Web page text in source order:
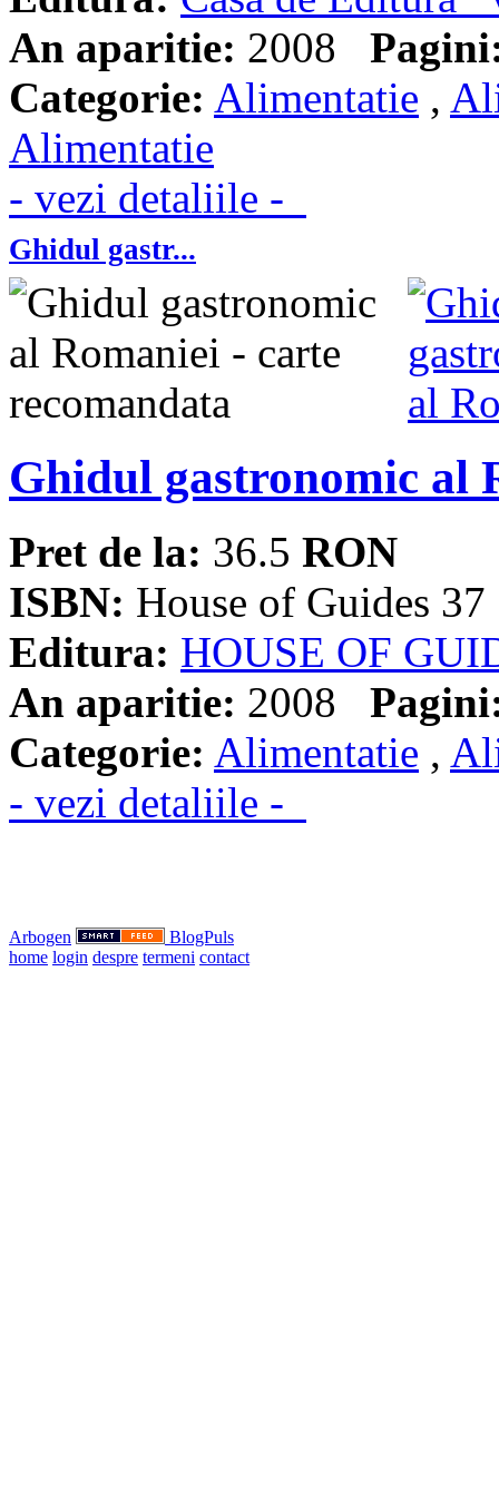
An aparitie: 2008
Categorie: Alimentatie ,
Alimentatie
- vezi detaliile -
Ghidul gastr...
Ghidul gastronomic al
Pret de la: 36.5 RON
ISBN: House of Guides 37
Editura: HOUSE OF
An aparitie: 2008
Categorie: Alimentatie ,
- vezi detaliile -
Arbogen
BlogPuls
home login despre termeni contact